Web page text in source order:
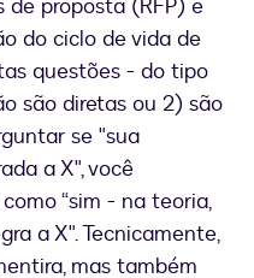
de proposta (RFP) e
do ciclo de vida de
questões - do tipo
são diretas ou 2) são
se "sua
a X", você
“sim - na teoria,
a X". Tecnicamente,
mas também